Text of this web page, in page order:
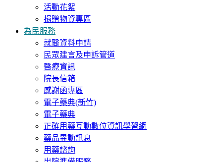
活動花絮
捐贈物資專區
為民服務
就醫資料申請
民眾建言及申訴管道
醫療資訊
院長信箱
感謝函專區
電子藥典(新竹)
電子藥典
正確用藥互動數位資訊學習網
藥品異動訊息
用藥諮詢